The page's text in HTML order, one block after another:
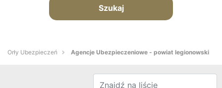
Szukaj
Orły Ubezpieczeń Agencje Ubezpieczeniowe - powiat legionowski